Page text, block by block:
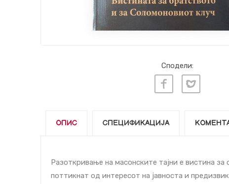
Сподели:
ОПИС СПЕЦИФИКАЦИЈА
Разоткривање на масонските тајни е вистина
поттикнат од интересот на јавноста и